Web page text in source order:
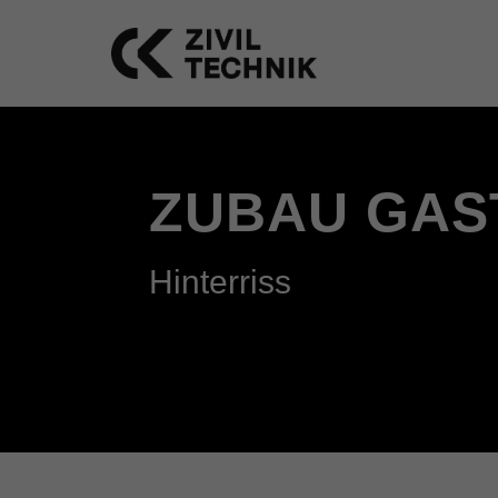
ZUBAU
Hinterriss